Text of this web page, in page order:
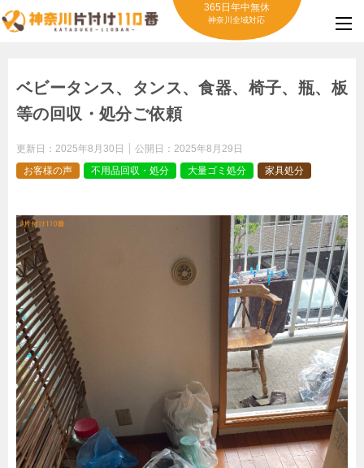
365日年中無休
神奈川全域対応
ベビータンス、タンス、食器、椅子、瓶、板
等の回収・処分ご依頼
更新日： 2025年8月30日 公開日： 2025年8月29日
お客様の声
不用品回収・処分 大量ゴミ処分 家具処分